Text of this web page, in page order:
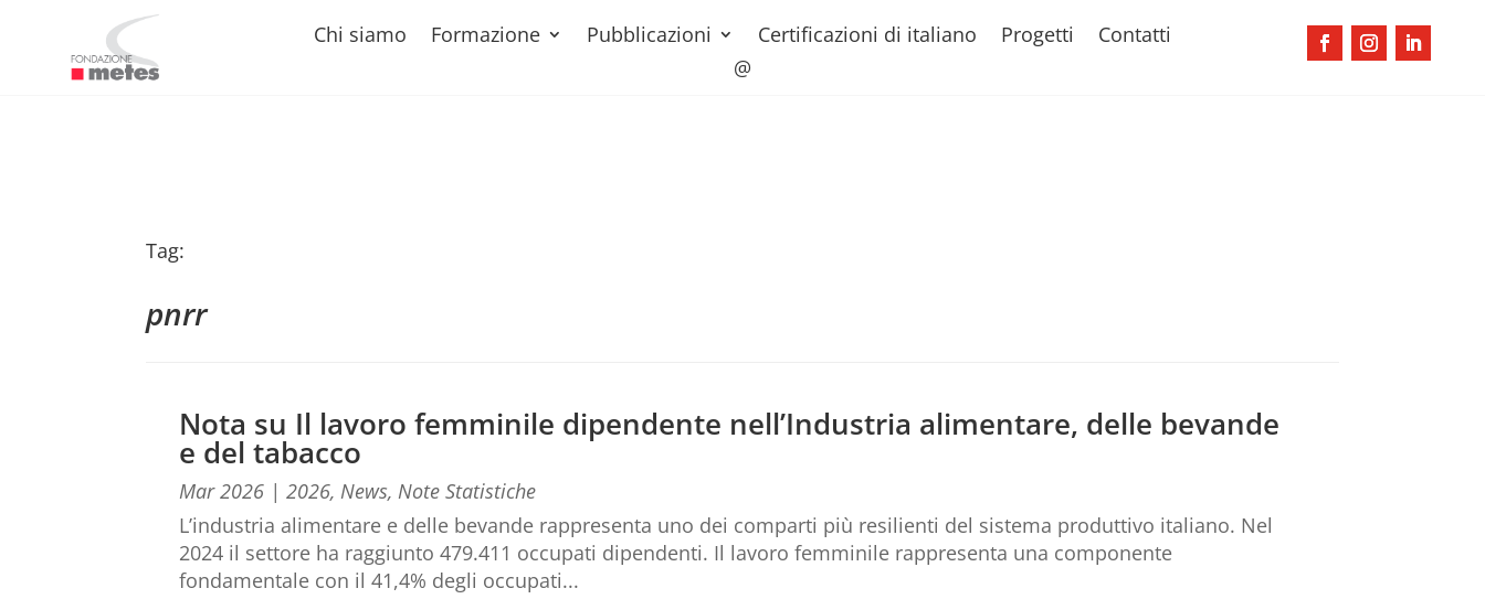
Chi siamo Formazione Pubblicazioni Certificazioni di italiano Progetti
Contatti
@
Tag:
pnrr
Nota su Il lavoro femminile dipendente nell’Industria alimentare, delle bevande
e del tabacco
Mar 2026 | 2026, News, Note Statistiche
L’industria alimentare e delle bevande rappresenta uno dei comparti più resilienti del sistema produttivo italiano. Nel
2024 il settore ha raggiunto 479.411 occupati dipendenti. Il lavoro femminile rappresenta una componente
fondamentale con il 41,4% degli occupati...